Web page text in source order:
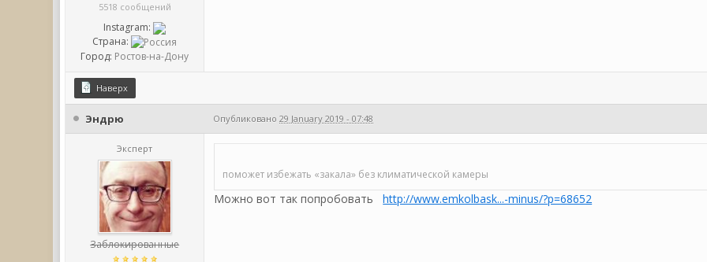
5518 сообщений
Instagram:
Страна:
Город: Ростов-на-Дону
Наверх
Эндрю Опубликовано29 January 2019 - 07:48
Эксперт
Заблокированные
поможет избежать «закала» без климатической камеры
Можно вот так попробоватьhttp://www.emkolbask...-minus/?p=68652